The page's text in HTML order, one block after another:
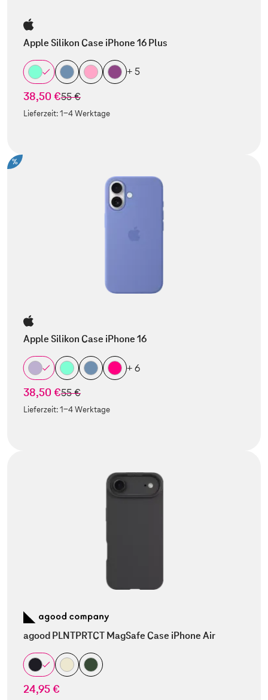
Apple Silikon Case iPhone 16 Plus
+ 5
38,50 €statt
55 €
Lieferzeit:1-4 Werktage
%
Apple Silikon Case iPhone 16
+ 6
38,50 €statt
55 €
Lieferzeit:1-4 Werktage
agood PLNTPRTCT MagSafe Case iPhone Air
24,95 €